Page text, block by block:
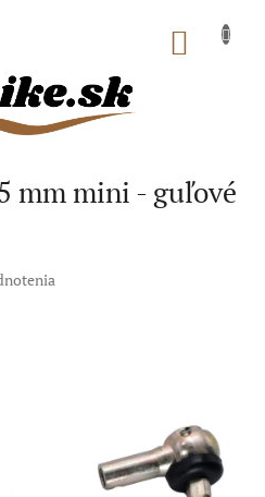
mm mini - guľové